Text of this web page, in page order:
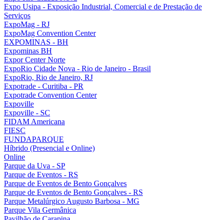
Expo Usipa - Exposição Industrial, Comercial e de Prestação de
Serviços
ExpoMag - RJ
ExpoMag Convention Center
EXPOMINAS - BH
Expominas BH
Expor Center Norte
ExpoRio Cidade Nova - Rio de Janeiro - Brasil
ExpoRio, Rio de Janeiro, RJ
Expotrade - Curitiba - PR
Expotrade Convention Center
Expoville
Expoville - SC
FIDAM Americana
FIESC
FUNDAPARQUE
Híbrido (Presencial e Online)
Online
Parque da Uva - SP
Parque de Eventos - RS
Parque de Eventos de Bento Gonçalves
Parque de Eventos de Bento Gonçalves - RS
Parque Metalúrgico Augusto Barbosa - MG
Parque Vila Germânica